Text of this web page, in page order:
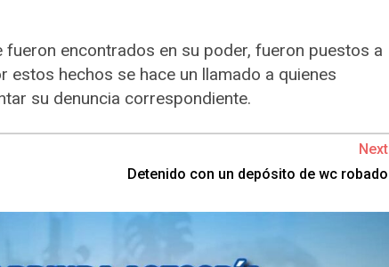
encontrados en su poder, fueron puestos a
hechos se hace un llamado a quienes
su denuncia correspondiente.
Next
Detenido con un depósito de wc robado